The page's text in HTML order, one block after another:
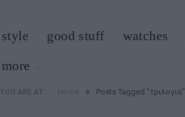
style good stuff watches
more
YOU ARE AT: » Posts Tagged "τριλογια"